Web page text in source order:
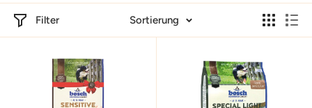
Filter Sortierung